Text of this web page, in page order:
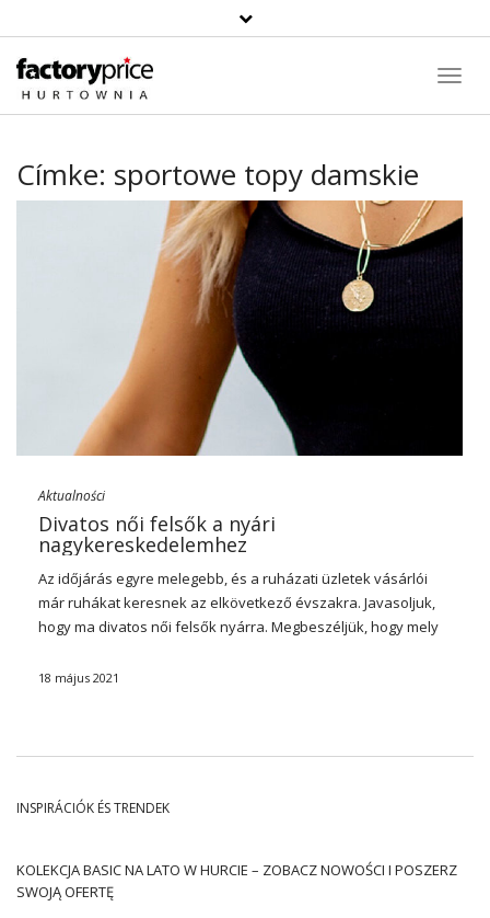
Címke: sportowe topy damskie
Aktualności
Divatos női felsők a nyári
nagykereskedelemhez
Az időjárás egyre melegebb, és a ruházati üzletek vásárlói
már ruhákat keresnek az elkövetkező évszakra. Javasoljuk,
hogy ma divatos női felsők nyárra. Megbeszéljük, hogy mely
stílusokra érdemes fogadni nagykereskedelem vásárlásakor.
trendjei valóban változatosak, de egy dolog nem változik – a
felsők alapblúz vagy ing alternatívájaként viselhető, de a
ruhák alá helyezett alsónadrág szerepében is. Alsóneműként
18 május 2021
INSPIRÁCIÓK ÉS TRENDEK
KOLEKCJA BASIC NA LATO W HURCIE – ZOBACZ NOWOŚCI I POSZERZ
SWOJĄ OFERTĘ